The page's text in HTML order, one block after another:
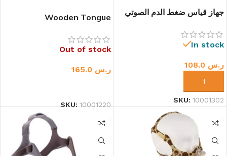
جهاز قياس ضغط الدم الصوتي
كبيرة و90 مساحة ذاكرة
In stock
ر.س 108.0
إضافة إلى السلة
SKU: 10001302
Wooden Tongue
BX/100
Out of stock
ر.س165.0
SKU:10001220